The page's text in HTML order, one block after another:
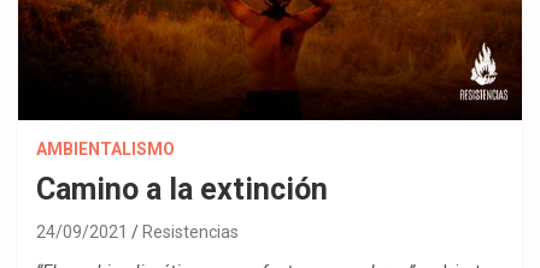
AMBIENTALISMO
Camino a la extinción
24/09/2021 Resistencias